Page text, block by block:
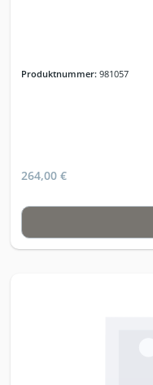
Produktnummer: 981057
264,00 €